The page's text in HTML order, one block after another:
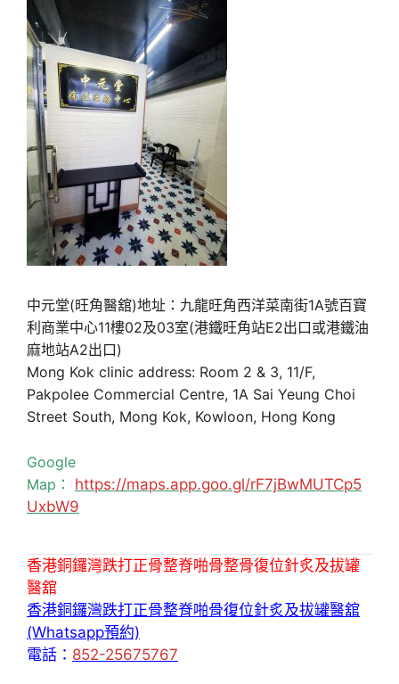
中元堂(旺角醫舘)地址：九龍旺角西洋菜南街1A號百寶
利商業中心11樓02及03室(港鐵旺角站E2出口或港鐵油
麻地站A2出口)
Mong Kok clinic address: Room 2 & 3, 11/F,
Pakpolee Commercial Centre, 1A Sai Yeung Choi
Street South, Mong Kok, Kowloon, Hong Kong
Google
Map： https://maps.app.goo.gl/rF7jBwMUTCp5
UxbW9
香港銅鑼灣跌打正骨整脊啪骨整骨復位針炙及拔罐
醫舘
香港銅鑼灣跌打正骨整脊啪骨復位針炙及拔罐醫舘
(Whatsapp預約)
電話： 852-25675767